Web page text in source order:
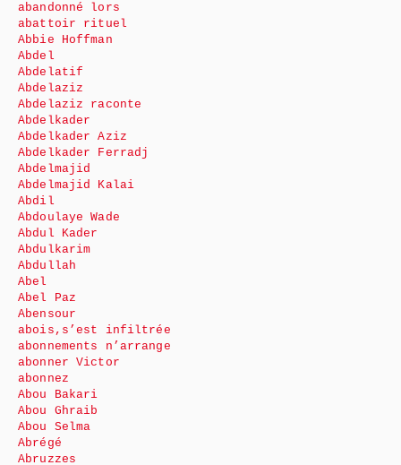
abandonné lors
abattoir rituel
Abbie Hoffman
Abdel
Abdelatif
Abdelaziz
Abdelaziz raconte
Abdelkader
Abdelkader Aziz
Abdelkader Ferradj
Abdelmajid
Abdelmajid Kalai
Abdil
Abdoulaye Wade
Abdul Kader
Abdulkarim
Abdullah
Abel
Abel Paz
Abensour
abois,s’est infiltrée
abonnements n’arrange
abonner Victor
abonnez
Abou Bakari
Abou Ghraib
Abou Selma
Abrégé
Abruzzes